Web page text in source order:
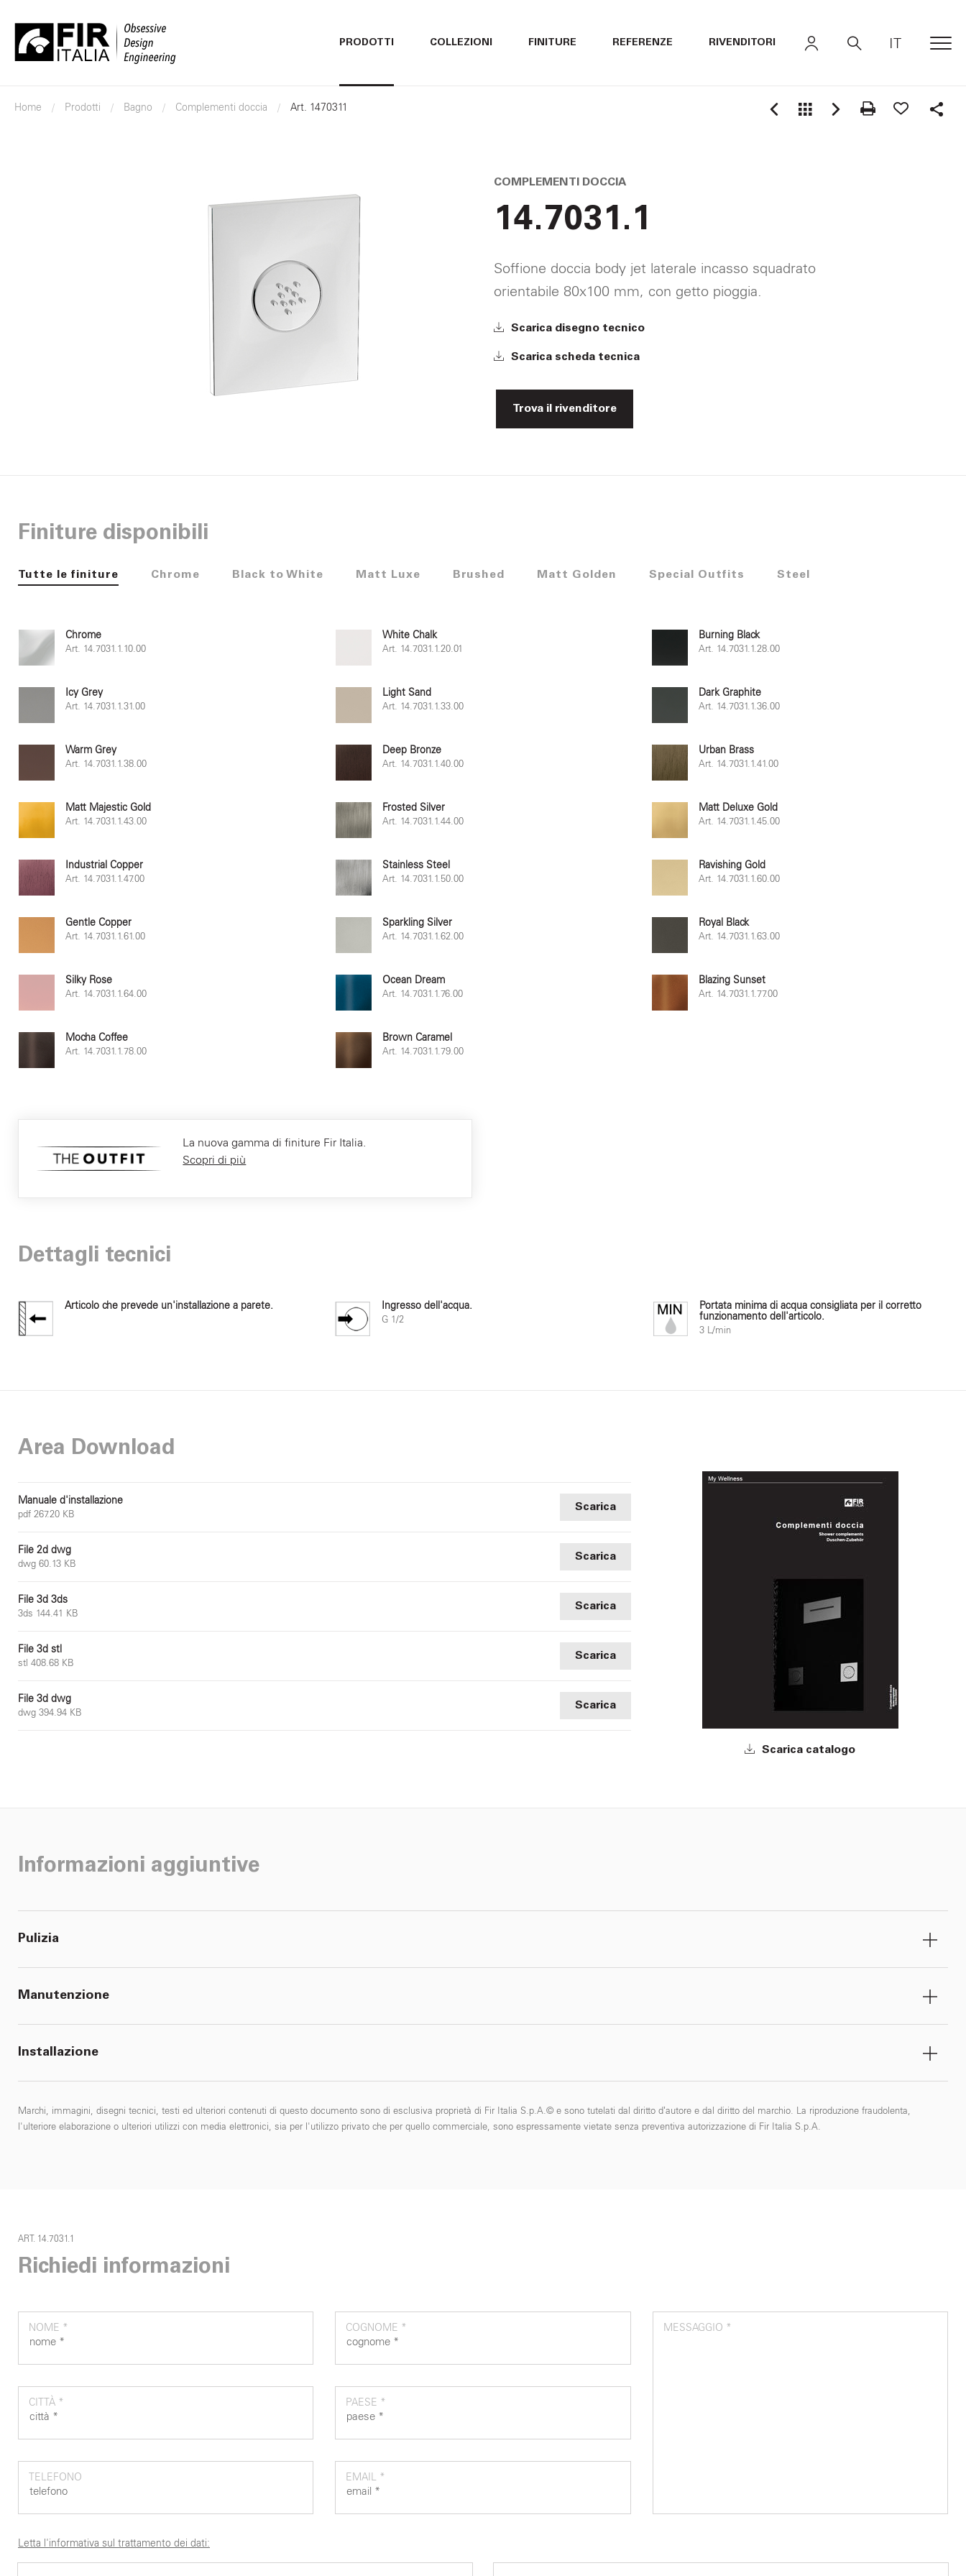
PRODOTTI COLLEZIONI FINITURE REFERENZE RIVENDITORI IT
Home Prodotti Bagno Complementi doccia Art. 1470311
Share
COMPLEMENTI DOCCIA
14.7031.1
Soffione doccia body jet laterale incasso squadrato
orientabile 80x100 mm, con getto pioggia.
Scarica disegno tecnico
Scarica scheda tecnica
Trova il rivenditore
Finiture disponibili
Tutte le finiture Chrome Black to White Matt Luxe Brushed Matt Golden Special Outfits Steel
Chrome
Art. 14.7031.1.10.00
White Chalk
Art. 14.7031.1.20.01
Burning Black
Art. 14.7031.1.28.00
Icy Grey
Art. 14.7031.1.31.00
Light Sand
Art. 14.7031.1.33.00
Dark Graphite
Art. 14.7031.1.36.00
Warm Grey
Art. 14.7031.1.38.00
Deep Bronze
Art. 14.7031.1.40.00
Urban Brass
Art. 14.7031.1.41.00
Matt Majestic Gold
Art. 14.7031.1.43.00
Frosted Silver
Art. 14.7031.1.44.00
Matt Deluxe Gold
Art. 14.7031.1.45.00
Industrial Copper
Art. 14.7031.1.47.00
Stainless Steel
Art. 14.7031.1.50.00
Ravishing Gold
Art. 14.7031.1.60.00
Gentle Copper
Art. 14.7031.1.61.00
Sparkling Silver
Art. 14.7031.1.62.00
Royal Black
Art. 14.7031.1.63.00
Silky Rose
Art. 14.7031.1.64.00
Ocean Dream
Art. 14.7031.1.76.00
Blazing Sunset
Art. 14.7031.1.77.00
Mocha Coffee
Art. 14.7031.1.78.00
Brown Caramel
Art. 14.7031.1.79.00
La nuova gamma di finiture Fir Italia.
Scopri di più
Dettagli tecnici
Articolo che prevede un'installazione a parete. Ingresso dell'acqua.
G 1/2
Portata minima di acqua consigliata per il corretto
funzionamento dell'articolo.
3 L/min
Area Download
Manuale d'installazione
pdf 267.20 KB
Scarica
File 2d dwg
dwg 60.13 KB
Scarica
File 3d 3ds
3ds 144.41 KB
Scarica
File 3d stl
stl 408.68 KB
Scarica
File 3d dwg
dwg 394.94 KB
Scarica
Scarica catalogo
Informazioni aggiuntive
Pulizia
Manutenzione
Installazione
Marchi, immagini, disegni tecnici, testi ed ulteriori contenuti di questo documento sono di esclusiva proprietà di Fir Italia S.p.A.© e sono tutelati dal diritto d’autore e dal diritto del marchio. La riproduzione fraudolenta,
l'ulteriore elaborazione o ulteriori utilizzi con media elettronici, sia per l'utilizzo privato che per quello commerciale, sono espressamente vietate senza preventiva autorizzazione di Fir Italia S.p.A.
ART. 14.7031.1
Richiedi informazioni
NOME * COGNOME *
CITTÀ * PAESE *
TELEFONO EMAIL *
MESSAGGIO *
Letta l'informativa sul trattamento dei dati:
ITALIANO
ITALIANO